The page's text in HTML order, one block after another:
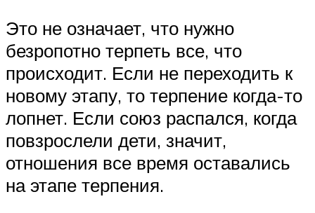
Это не означает, что нужно
безропотно терпеть все, что
происходит. Если не переходить к
новому этапу, то терпение когда-то
лопнет. Если союз распался, когда
повзрослели дети, значит,
отношения все время оставались
на этапе терпения.